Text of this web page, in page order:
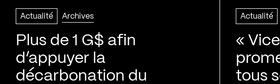
Actualité Archives
Plus de 1 G$ afin
d’appuyer la
décarbonation du
Actualité
«
tous